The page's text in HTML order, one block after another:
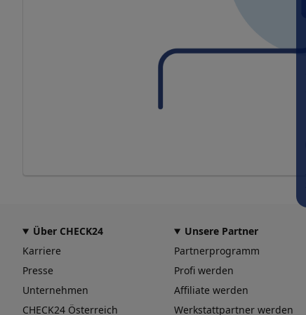
Über CHECK24
Karriere
Presse
Unternehmen
CHECK24 Österreich
Unsere Partner
Partnerprogramm
Profi werden
Affiliate werden
Werkstattpartner werden